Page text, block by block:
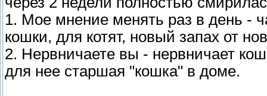
1. Мое мнение менять раз в день -
кошки, для котят, новый запах от
2. Нервничаете вы - нервничает
для нее старшая "кошка" в доме.